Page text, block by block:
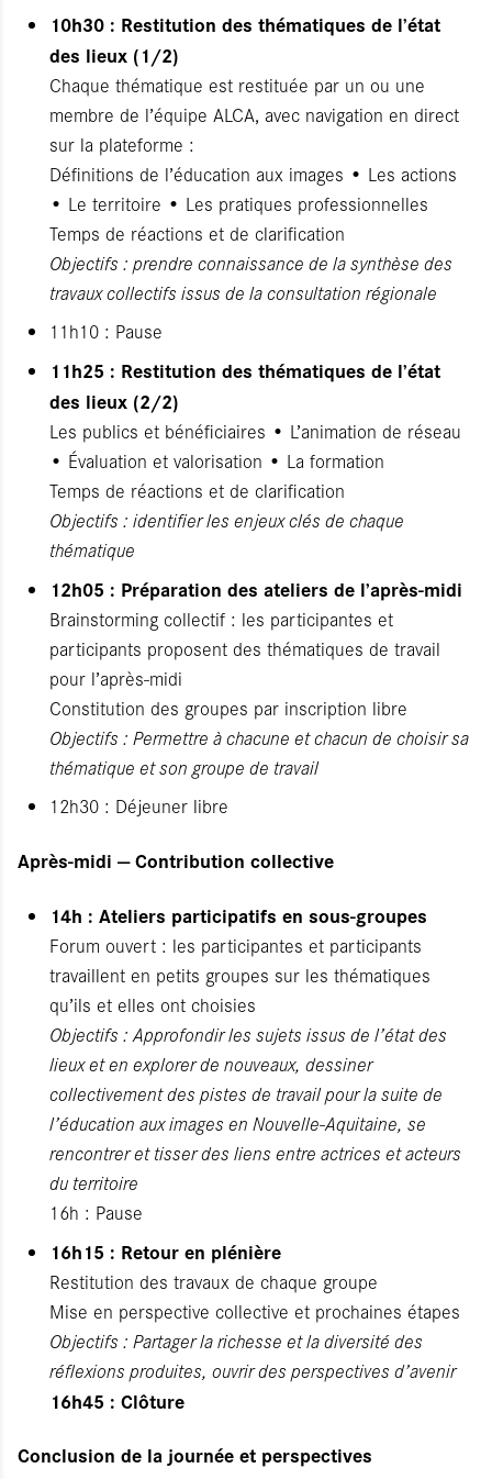
10h30 : Restitution des thématiques de l’état
des lieux (1/2)
Chaque thématique est restituée par un ou une
membre de l’équipe ALCA, avec navigation en direct
sur la plateforme :
Définitions de l’éducation aux images • Les actions
• Le territoire • Les pratiques professionnelles
Temps de réactions et de clarification
Objectifs : prendre connaissance de la synthèse des
travaux collectifs issus de la consultation régionale
11h10 : Pause
11h25 : Restitution des thématiques de l’état
des lieux (2/2)
Les publics et bénéficiaires • L’animation de réseau
• Évaluation et valorisation • La formation
Temps de réactions et de clarification
Objectifs : identifier les enjeux clés de chaque
thématique
12h05 : Préparation des ateliers de l’après-midi
Brainstorming collectif : les participantes et
participants proposent des thématiques de travail
pour l’après-midi
Constitution des groupes par inscription libre
Objectifs : Permettre à chacune et chacun de choisir sa
thématique et son groupe de travail
12h30 : Déjeuner libre
Après-midi — Contribution collective
14h : Ateliers participatifs en sous-groupes
Forum ouvert : les participantes et participants
travaillent en petits groupes sur les thématiques
qu’ils et elles ont choisies
Objectifs : Approfondir les sujets issus de l’état des
lieux et en explorer de nouveaux, dessiner
collectivement des pistes de travail pour la suite de
l’éducation aux images en Nouvelle-Aquitaine, se
rencontrer et tisser des liens entre actrices et acteurs
du territoire
16h : Pause
16h15 : Retour en plénière
Restitution des travaux de chaque groupe
Mise en perspective collective et prochaines étapes
Objectifs : Partager la richesse et la diversité des
réflexions produites, ouvrir des perspectives d’avenir
16h45 : Clôture
Conclusion de la journée et perspectives